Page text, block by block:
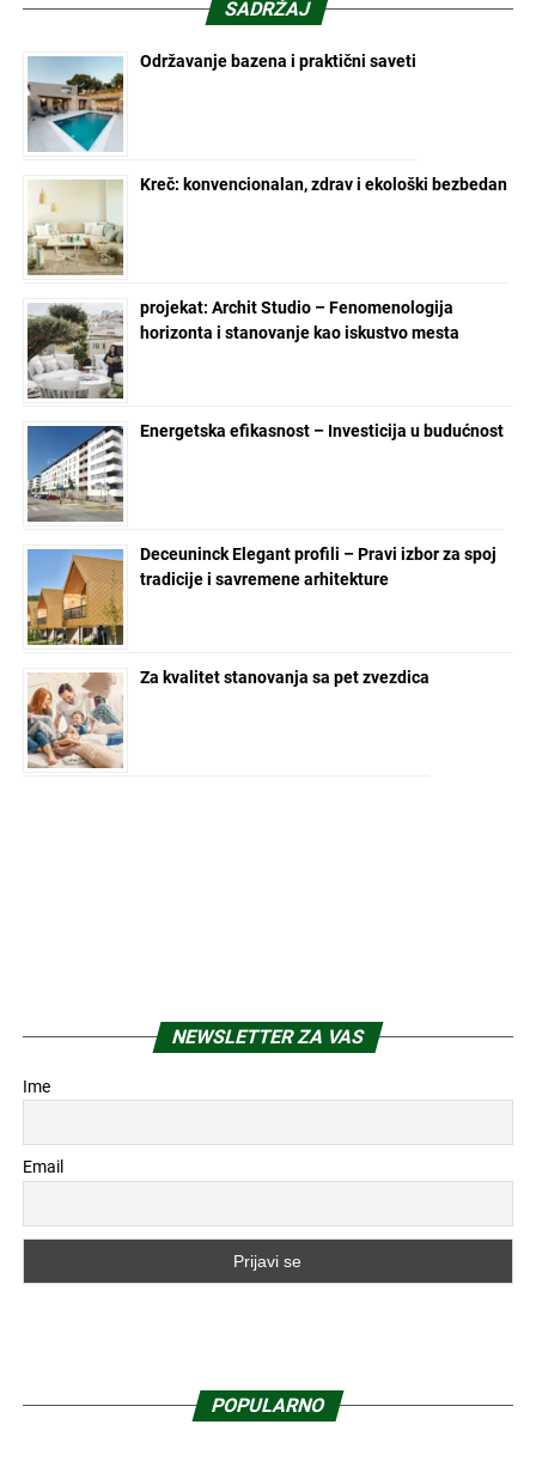
SADRŽAJ
Održavanje bazena i praktični saveti
Kreč: konvencionalan, zdrav i ekološki bezbedan
projekat: Archit Studio – Fenomenologija
horizonta i stanovanje kao iskustvo mesta
Energetska efikasnost – Investicija u budućnost
Deceuninck Elegant profili – Pravi izbor za spoj
tradicije i savremene arhitekture
Za kvalitet stanovanja sa pet zvezdica
NEWSLETTER ZA VAS
Ime
Email
POPULARNO